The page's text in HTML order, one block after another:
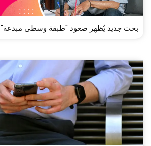
بحث جديد يُظهر صعود "طبقة وسطى مبدعة"